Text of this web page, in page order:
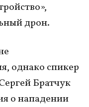
дрон.
однако спикер
Братчук
о нападении